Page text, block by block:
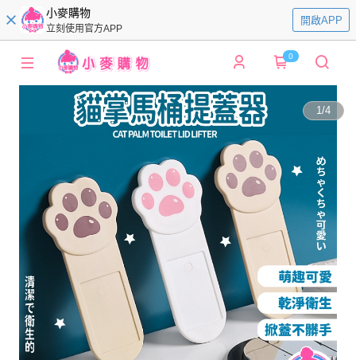
小麥購物
立刻使用官方APP
開啟APP
0
1/4